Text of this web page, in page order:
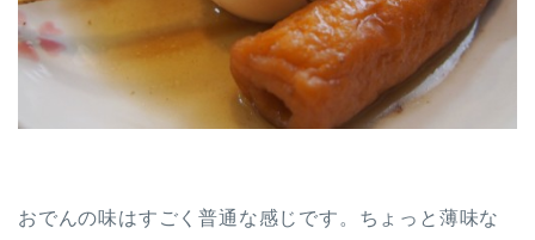
おでんの味はすごく普通な感じです。ちょっと薄味な